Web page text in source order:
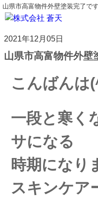
山県市高富物件外壁塗装完了で
2021年12月05日
山県市高富物件外壁
こんばんは
一段と寒く
サになる
時期になり
スキンケア